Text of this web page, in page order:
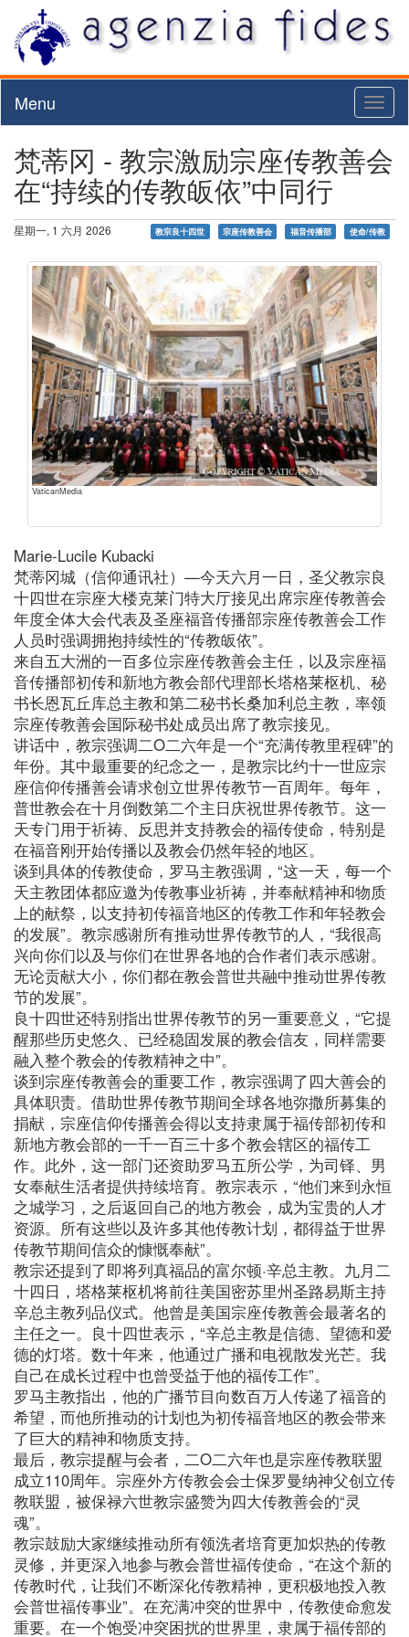
Menu
梵蒂冈 - 教宗激励宗座传教善会
在“持续的传教皈依”中同行
星期一, 1 六月 2026 教宗良十四世 宗座传教善会 福音传播部 使命/传教
VaticanMedia
Marie-Lucile Kubacki
梵蒂冈城（信仰通讯社）—今天六月一日，圣父教宗良
十四世在宗座大楼克莱门特大厅接见出席宗座传教善会
年度全体大会代表及圣座福音传播部宗座传教善会工作
人员时强调拥抱持续性的“传教皈依”。
来自五大洲的一百多位宗座传教善会主任，以及宗座福
音传播部初传和新地方教会部代理部长塔格莱枢机、秘
书长恩瓦丘库总主教和第二秘书长桑加利总主教，率领
宗座传教善会国际秘书处成员出席了教宗接见。
讲话中，教宗强调二O二六年是一个“充满传教里程碑”的
年份。其中最重要的纪念之一，是教宗比约十一世应宗
座信仰传播善会请求创立世界传教节一百周年。每年，
普世教会在十月倒数第二个主日庆祝世界传教节。这一
天专门用于祈祷、反思并支持教会的福传使命，特别是
在福音刚开始传播以及教会仍然年轻的地区。
谈到具体的传教使命，罗马主教强调，“这一天，每一个
天主教团体都应邀为传教事业祈祷，并奉献精神和物质
上的献祭，以支持初传福音地区的传教工作和年轻教会
的发展”。教宗感谢所有推动世界传教节的人，“我很高
兴向你们以及与你们在世界各地的合作者们表示感谢。
无论贡献大小，你们都在教会普世共融中推动世界传教
节的发展”。
良十四世还特别指出世界传教节的另一重要意义，“它提
醒那些历史悠久、已经稳固发展的教会信友，同样需要
融入整个教会的传教精神之中”。
谈到宗座传教善会的重要工作，教宗强调了四大善会的
具体职责。借助世界传教节期间全球各地弥撒所募集的
捐献，宗座信仰传播善会得以支持隶属于福传部初传和
新地方教会部的一千一百三十多个教会辖区的福传工
作。此外，这一部门还资助罗马五所公学，为司铎、男
女奉献生活者提供持续培育。教宗表示，“他们来到永恒
之城学习，之后返回自己的地方教会，成为宝贵的人才
资源。所有这些以及许多其他传教计划，都得益于世界
传教节期间信众的慷慨奉献”。
教宗还提到了即将列真福品的富尔顿·辛总主教。九月二
十四日，塔格莱枢机将前往美国密苏里州圣路易斯主持
辛总主教列品仪式。他曾是美国宗座传教善会最著名的
主任之一。良十四世表示，“辛总主教是信德、望德和爱
德的灯塔。数十年来，他通过广播和电视散发光芒。我
自己在成长过程中也曾受益于他的福传工作”。
罗马主教指出，他的广播节目向数百万人传递了福音的
希望，而他所推动的计划也为初传福音地区的教会带来
了巨大的精神和物质支持。
最后，教宗提醒与会者，二O二六年也是宗座传教联盟
成立110周年。宗座外方传教会会士保罗曼纳神父创立传
教联盟，被保禄六世教宗盛赞为四大传教善会的“灵
魂”。
教宗鼓励大家继续推动所有领洗者培育更加炽热的传教
灵修，并更深入地参与教会普世福传使命，“在这个新的
传教时代，让我们不断深化传教精神，更积极地投入教
会普世福传事业”。在充满冲突的世界中，传教使命愈发
重要。在一个饱受冲突困扰的世界里，隶属于福传部的